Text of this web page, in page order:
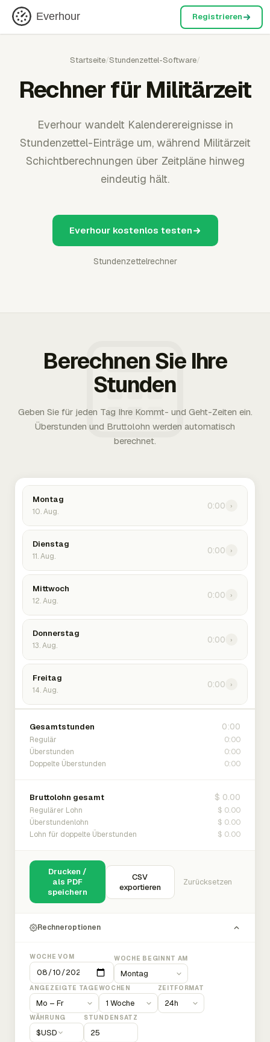
Everhour Registrieren
Startseite/Stundenzettel-Software/
Rechner für Militärzeit
Everhour wandelt Kalenderereignisse in
Stundenzettel-Einträge um, während Militärzeit
Schichtberechnungen über Zeitpläne hinweg
eindeutig hält.
Everhour kostenlos testen
Stundenzettelrechner
Berechnen Sie Ihre
Stunden
Geben Sie für jeden Tag Ihre Kommt- und Geht-Zeiten ein.
Überstunden und Bruttolohn werden automatisch
berechnet.
Montag
10. Aug.
0:00 ›
Dienstag
11. Aug.
0:00 ›
Mittwoch
12. Aug.
0:00 ›
Donnerstag
13. Aug.
0:00 ›
Freitag
14. Aug.
0:00 ›
Gesamtstunden 0:00
Regulär 0:00
Überstunden 0:00
Doppelte Überstunden 0:00
Bruttolohn gesamt $ 0.00
Regulärer Lohn $ 0.00
Überstundenlohn $ 0.00
Lohn für doppelte Überstunden $ 0.00
Drucken /
als PDF
speichern
CSV
exportieren
Zurücksetzen
Rechneroptionen
WOCHE VOM WOCHE BEGINNT AM
ANGEZEIGTE TAGEWOCHEN ZEITFORMAT
WÄHRUNG
$USD
STUNDENSATZ